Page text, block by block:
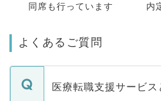
同席も行っています
内
よくあるご質問
医療転職支援サービス